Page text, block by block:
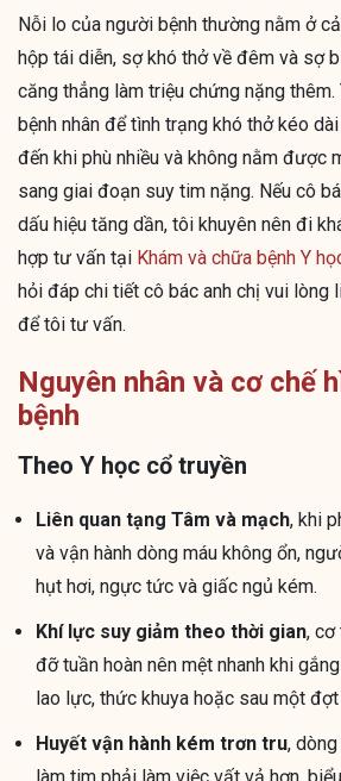
Nỗi lo của người bệnh thường nằm ở
hộp tái diễn, sợ khó thở về đêm và sợ
căng thẳng làm triệu chứng nặng
bệnh nhân để tình trạng khó thở kéo
đến khi phù nhiều và không nằm được
sang giai đoạn suy tim nặng. Nếu cô
dấu hiệu tăng dần, tôi khuyên nên đi
hợp tư vấn tại Khám và chữa bệnh Y
hỏi đáp chi tiết cô bác anh chị vui lòng
để tôi tư vấn.
Nguyên nhân và cơ chế
bệnh
Theo Y học cổ truyền
Liên quan tạng Tâm và mạch, khi
và vận hành dòng máu không ổn,
hụt hơi, ngực tức và giấc ngủ kém.
Khí lực suy giảm theo thời gian, cơ
đỡ tuần hoàn nên mệt nhanh khi
lao lực, thức khuya hoặc sau một
Huyết vận hành kém trơn tru,